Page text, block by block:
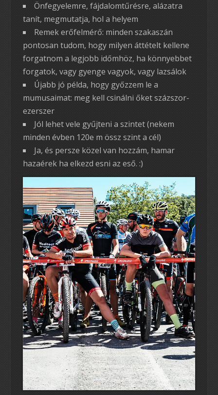
Önfegyelemre, fájdalomtűrésre, alázatra
tanít, megmutatja, hol a helyem
Remek erőfelmérő: minden szakaszán
pontosan tudom, hogy milyen áttételt kellene
forgatnom a legjobb időmhöz, ha könnyebbet
forgatok, vagy gyenge vagyok, vagy lazsálok
Újabb jó példa, hogy győzzem le a
mumusaimat: meg kell csinálni őket százszor-
ezerszer
Jól lehet vele gyűjteni a szintet (nekem
minden évben 120e m össz szint a cél)
Ja, és persze közel van hozzám, hamar
hazaérek ha elkezd esni az eső. :)